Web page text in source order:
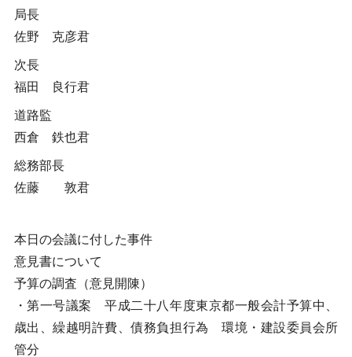
局長
佐野 克彦君
次長
福田 良行君
道路監
西倉 鉄也君
総務部長
佐藤 敦君
本日の会議に付した事件
意見書について
予算の調査（意見開陳）
・第一号議案 平成二十八年度東京都一般会計予算中、
歳出、繰越明許費、債務負担行為 環境・建設委員会所
管分